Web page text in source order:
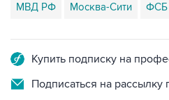
МВД РФ Москва-Сити ФСБ
Купить подписку на
Подписаться на рассылку